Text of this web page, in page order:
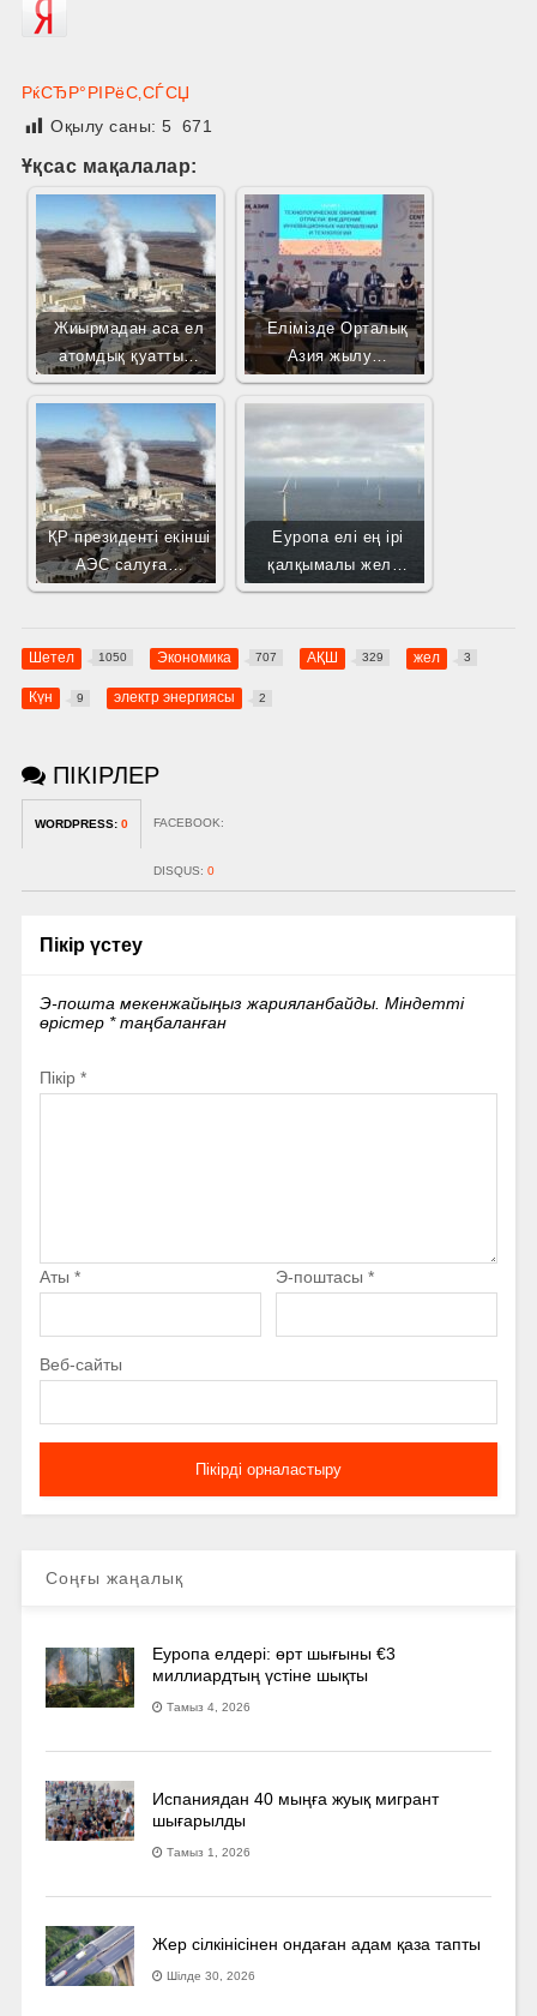
РќСЂР°РІРёС‚СЃСЏ
Оқылу саны:5 671
Ұқсас мақалалар:
Жиырмадан аса ел
атомдық қуатты…
Елімізде Орталық
Азия жылу…
ҚР президенті екінші
АЭС салуға…
Еуропа елі ең ірі
қалқымалы жел…
Шетел 1050 Экономика 707 АҚШ 329 жел 3
Күн 9 электр энергиясы 2
ПІКІРЛЕР
WORDPRESS: 0 FACEBOOK:
DISQUS: 0
Пікір үстеу
Э-пошта мекенжайыңыз жарияланбайды. Міндетті
өрістер *таңбаланған
Пікір *
Аты * Э-поштасы *
Веб-сайты
Соңғы жаңалық
Еуропа елдері: өрт шығыны €3
миллиардтың үстіне шықты
Тамыз 4, 2026
Испаниядан 40 мыңға жуық мигрант
шығарылды
Тамыз 1, 2026
Жер сілкінісінен ондаған адам қаза тапты
Шілде 30, 2026